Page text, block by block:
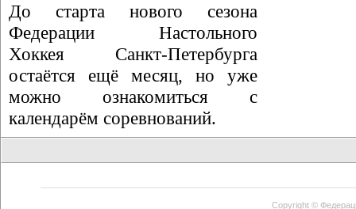
До старта нового сезона
Федерации Настольного
Хоккея Санкт-Петербурга
остаётся ещё месяц, но уже
можно ознакомиться с
календарём соревнований.
Copyright ©